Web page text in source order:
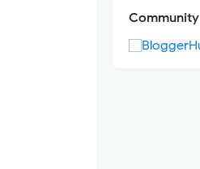
Community